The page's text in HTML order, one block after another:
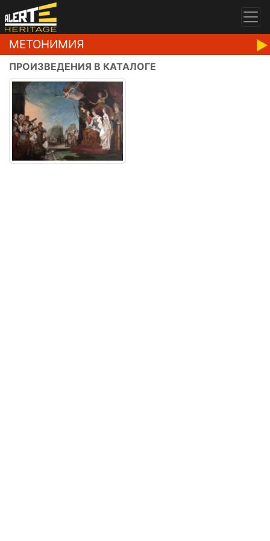
МЕТОНИМИЯ
ПРОИЗВЕДЕНИЯ В КАТАЛОГЕ